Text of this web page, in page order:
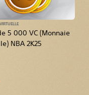
5 000 VC (Monnaie
NBA 2K25